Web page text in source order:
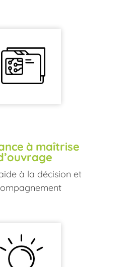
à maîtrise
à la décision et